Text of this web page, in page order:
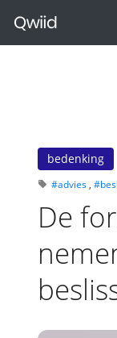
bedenking
#advies
De